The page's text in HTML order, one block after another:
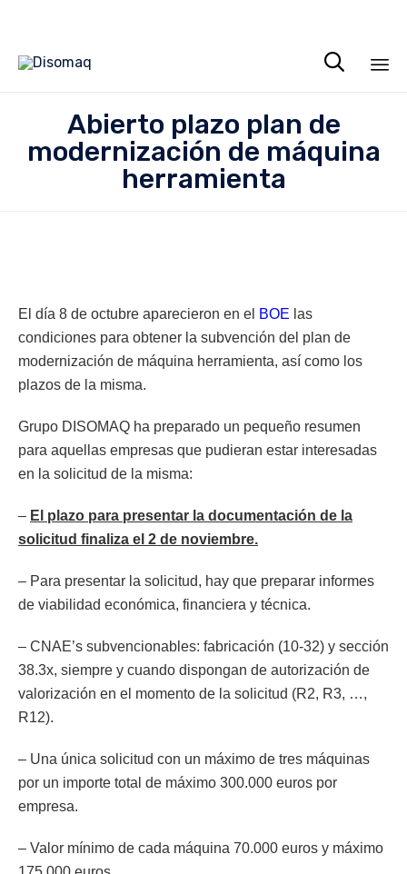

Abierto plazo plan de
modernización de máquina
herramienta
El día 8 de octubre aparecieron en el BOE las
condiciones para obtener la subvención del plan de
modernización de máquina herramienta, así como los
plazos de la misma.
Grupo DISOMAQ ha preparado un pequeño resumen
para aquellas empresas que pudieran estar interesadas
en la solicitud de la misma:
– El plazo para presentar la documentación de la
solicitud finaliza el 2 de noviembre.
– Para presentar la solicitud, hay que preparar informes
de viabilidad económica, financiera y técnica.
– CNAE’s subvencionables: fabricación (10-32) y sección
38.3x, siempre y cuando dispongan de autorización de
valorización en el momento de la solicitud (R2, R3, …,
R12).
– Una única solicitud con un máximo de tres máquinas
por un importe total de máximo 300.000 euros por
empresa.
– Valor mínimo de cada máquina 70.000 euros y máximo